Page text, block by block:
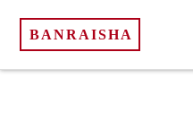
BANRAISHA